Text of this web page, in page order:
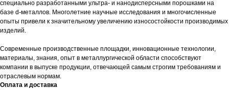
специально разработанными ультра- и нанодисперсными порошками на
базе d-металлов. Многолетние научные исследования и многочисленные
опыты привели к значительному увеличению износостойкости производимых
изделий.
Современные производственные площадки, инновационные технологии,
материалы, знания, опыт в металлургической области способствуют
компании в выпуске продукции, отвечающей самым строгим требованиям и
отраслевым нормам.
Оплата и доставка